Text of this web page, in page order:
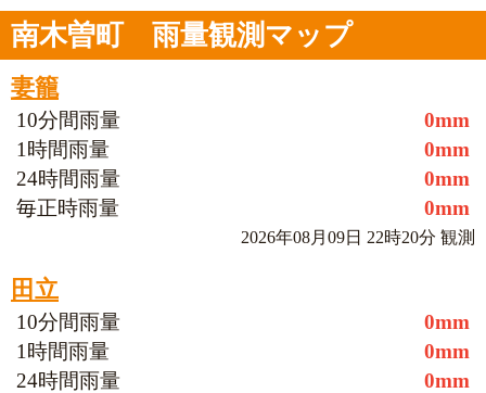
南木曽町 雨量観測マップ
妻籠
10分間雨量
0mm
1時間雨量
0mm
24時間雨量
0mm
毎正時雨量
0mm
2026年08月09日 22時20分 観測
田立
10分間雨量
0mm
1時間雨量
0mm
24時間雨量
0mm